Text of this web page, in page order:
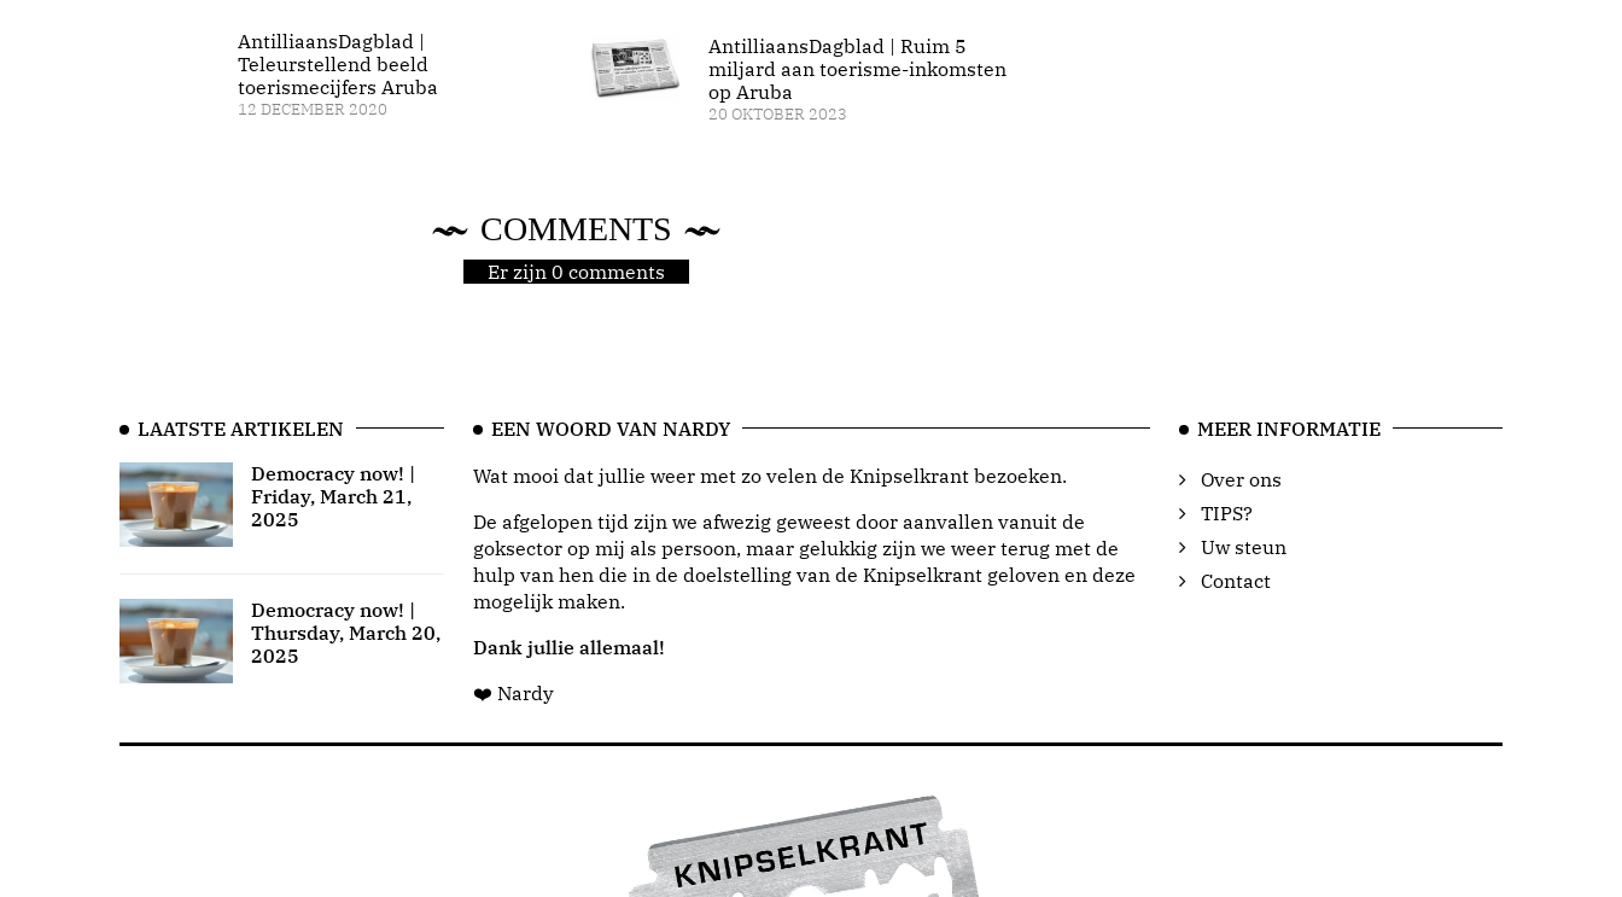
AntilliaansDagblad |
Teleurstellend beeld
toerismecijfers Aruba
12 DECEMBER 2020
AntilliaansDagblad | Ruim 5
miljard aan toerisme-inkomsten
op Aruba
20 OKTOBER 2023
COMMENTS
Er zijn 0 comments
LAATSTE ARTIKELEN
Democracy now! |
Friday, March 21,
2025
Democracy now! |
Thursday, March 20,
2025
EEN WOORD VAN NARDY
Wat mooi dat jullie weer met zo velen de Knipselkrant bezoeken.
De afgelopen tijd zijn we afwezig geweest door aanvallen vanuit de
goksector op mij als persoon, maar gelukkig zijn we weer terug met de
hulp van hen die in de doelstelling van de Knipselkrant geloven en deze
mogelijk maken.
Dank jullie allemaal!
❤️ Nardy
MEER INFORMATIE
Over ons
TIPS?
Uw steun
Contact